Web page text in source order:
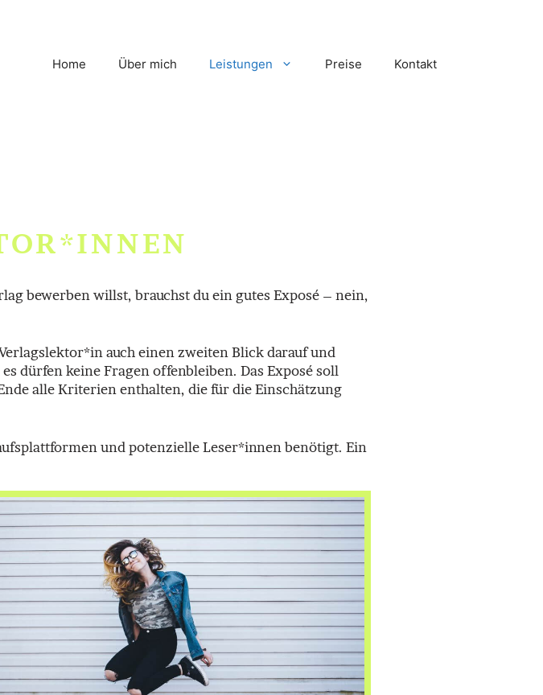
Home Über mich Leistungen Preise Kontakt
bewerben willst, brauchst du ein gutes Exposé – nein,
auch einen zweiten Blick darauf und
dürfen keine Fragen offenbleiben. Das Exposé soll
alle Kriterien enthalten, die für die Einschätzung
und potenzielle Leser*innen benötigt. Ein